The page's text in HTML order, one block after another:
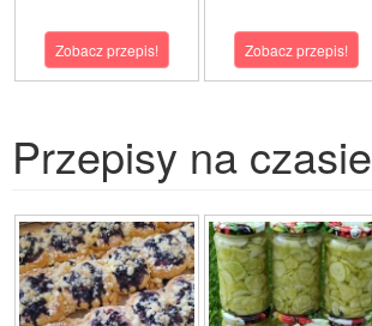
Zobacz przepis! Zobacz przepis!
Przepisy na czasie